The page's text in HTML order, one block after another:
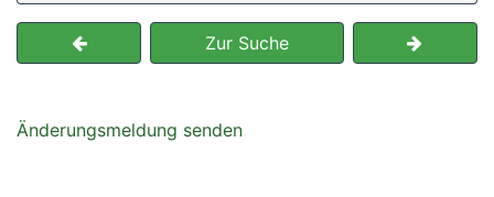
Zur Suche
Änderungsmeldung senden